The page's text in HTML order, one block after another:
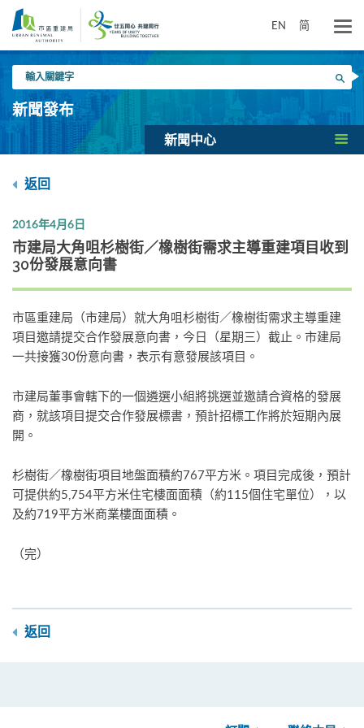
要
EN 简
入
關
鍵
搜尋
新聞發布
新聞中心
返回
2016年4月6日
市建局大角咀杉樹街／橡樹街需求主導重建項目收到
30份發展意向書
市區重建局（市建局）就大角咀杉樹街／橡樹街需求主導重建
項目邀請提交合作發展意向書，今日（星期三）截止。市建局
一共接獲30份意向書，表示有意發展該項目。
市建局董事會轄下的一個遴選小組將挑選並邀請合資格的發展
商，就該項目提交合作發展標書，預計招標工作將於短期內展
開。
杉樹街／橡樹街項目地盤面積約767平方米。項目完成後，預計
可提供約5,754平方米住宅樓面面積（約115個住宅單位），以
及約719平方米商業樓面面積。
（完）
返回